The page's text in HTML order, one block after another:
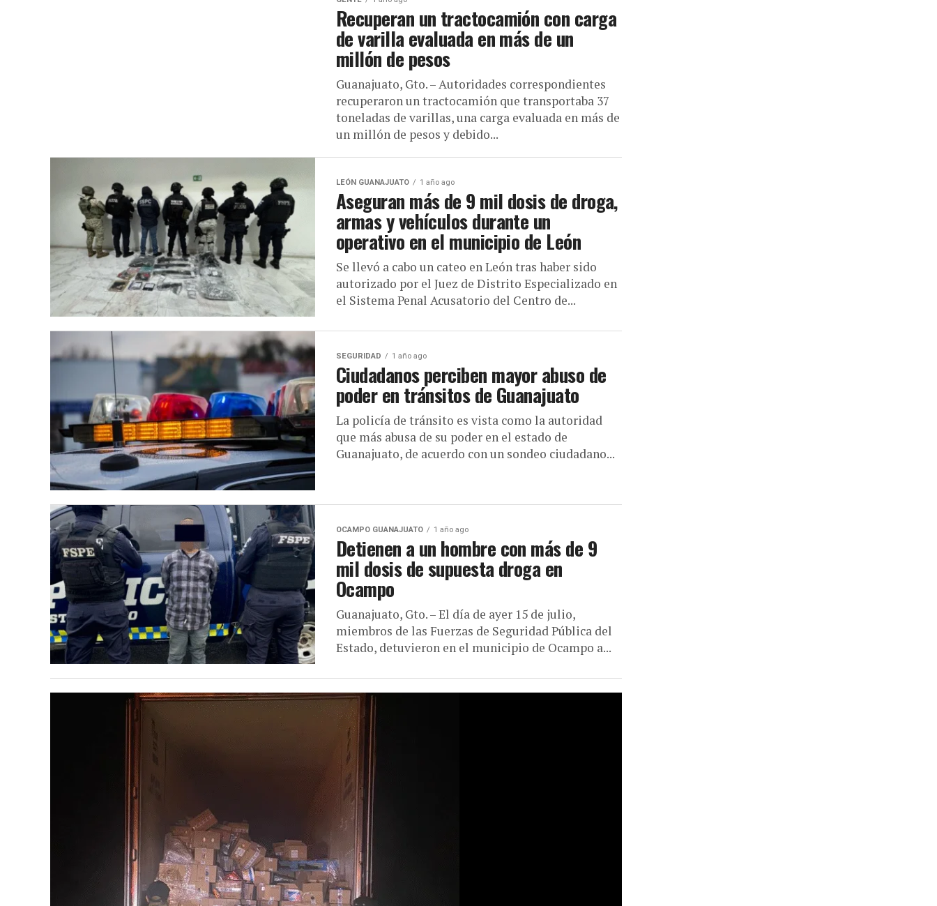
Recuperan un tractocamión con carga
de varilla evaluada en más de un
millón de pesos
Guanajuato, Gto. – Autoridades correspondientes
recuperaron un tractocamión que transportaba 37
toneladas de varillas, una carga evaluada en más de
un millón de pesos y debido...
LEÓN GUANAJUATO 1 año ago
Aseguran más de 9 mil dosis de droga,
armas y vehículos durante un
operativo en el municipio de León
Se llevó a cabo un cateo en León tras haber sido
autorizado por el Juez de Distrito Especializado en
el Sistema Penal Acusatorio del Centro de...
SEGURIDAD 1 año ago
Ciudadanos perciben mayor abuso de
poder en tránsitos de Guanajuato
La policía de tránsito es vista como la autoridad
que más abusa de su poder en el estado de
Guanajuato, de acuerdo con un sondeo ciudadano...
OCAMPO GUANAJUATO 1 año ago
Detienen a un hombre con más de 9
mil dosis de supuesta droga en
Ocampo
Guanajuato, Gto. – El día de ayer 15 de julio,
miembros de las Fuerzas de Seguridad Pública del
Estado, detuvieron en el municipio de Ocampo a...